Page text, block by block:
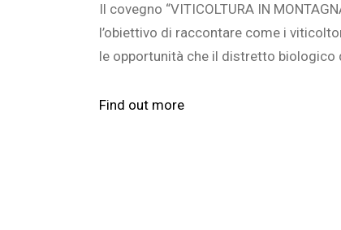
Il covegno “VITICOLTURA IN
l’obiettivo di raccontare come i
le opportunità che il distretto
Find out more